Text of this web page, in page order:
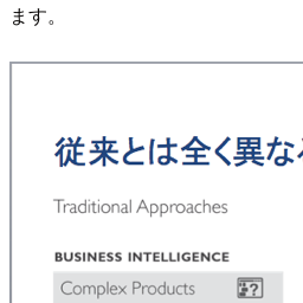
ます。